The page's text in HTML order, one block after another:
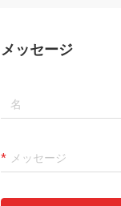
メッセージ